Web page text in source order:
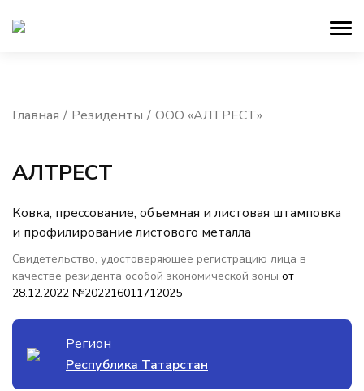
Главная Резиденты ООО «АЛТРЕСТ»
АЛТРЕСТ
Ковка, прессование, объемная и листовая штамповка
и профилирование листового металла
Свидетельство, удостоверяющее регистрацию лица в
качестве резидента особой экономической зоны от
28.12.2022 №202216011712025
Регион
Республика Татарстан